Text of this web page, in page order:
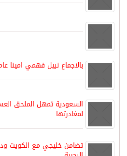
بالاجماع نبيل فهمي امينا
لمغادرتها
تضامن خليجي مع الكويت